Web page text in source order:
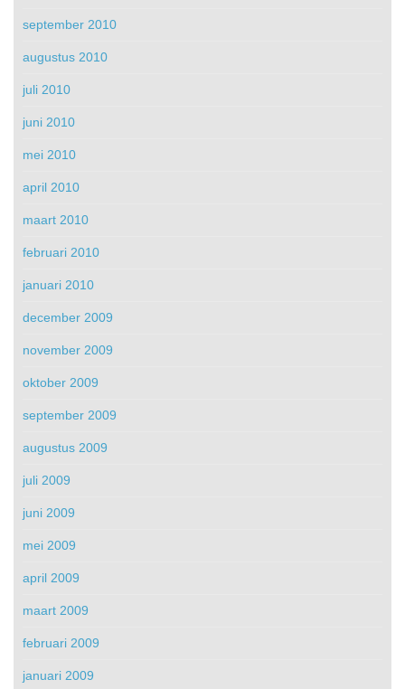
september 2010
augustus 2010
juli 2010
juni 2010
mei 2010
april 2010
maart 2010
februari 2010
januari 2010
december 2009
november 2009
oktober 2009
september 2009
augustus 2009
juli 2009
juni 2009
mei 2009
april 2009
maart 2009
februari 2009
januari 2009